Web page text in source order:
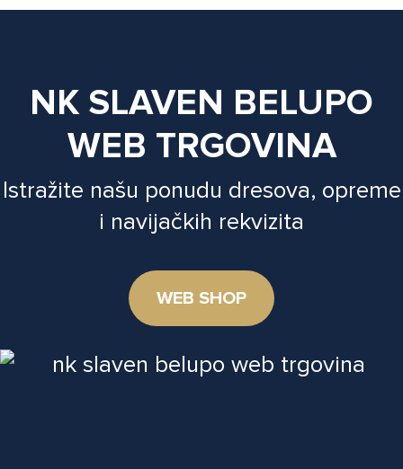
NK SLAVEN BELUPO
WEB TRGOVINA
Istražite našu ponudu dresova, opreme
i navijačkih rekvizita
WEB SHOP